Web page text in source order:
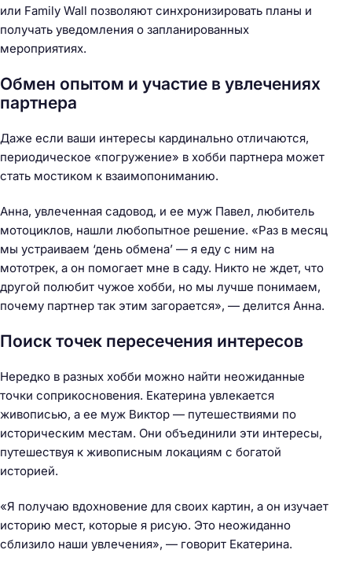
или Family Wall позволяют синхронизировать планы и
получать уведомления о запланированных
мероприятиях.
Обмен опытом и участие в увлечениях
партнера
Даже если ваши интересы кардинально отличаются,
периодическое «погружение» в хобби партнера может
стать мостиком к взаимопониманию.
Анна, увлеченная садовод, и ее муж Павел, любитель
мотоциклов, нашли любопытное решение. «Раз в месяц
мы устраиваем ‘день обмена’ — я еду с ним на
мототрек, а он помогает мне в саду. Никто не ждет, что
другой полюбит чужое хобби, но мы лучше понимаем,
почему партнер так этим загорается», — делится Анна.
Поиск точек пересечения интересов
Нередко в разных хобби можно найти неожиданные
точки соприкосновения. Екатерина увлекается
живописью, а ее муж Виктор — путешествиями по
историческим местам. Они объединили эти интересы,
путешествуя к живописным локациям с богатой
историей.
«Я получаю вдохновение для своих картин, а он изучает
историю мест, которые я рисую. Это неожиданно
сблизило наши увлечения», — говорит Екатерина.
Н
а
й
т
и